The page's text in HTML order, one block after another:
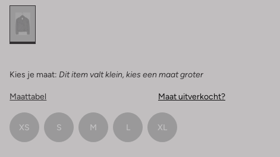
Kies je maat: Dit item valt klein, kies een maat groter
Maattabel Maat uitverkocht?
XS S M L XL